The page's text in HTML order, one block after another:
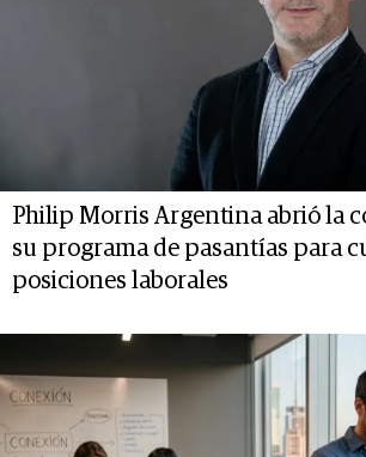
Philip Morris Argentina abrió la
su programa de pasantías para
posiciones laborales